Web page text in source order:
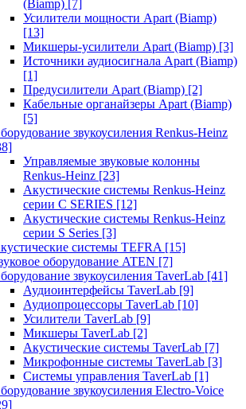
(Biamp) [7]
Усилители мощности Apart (Biamp)
[13]
Микшеры-усилители Apart (Biamp) [3]
Источники аудиосигнала Apart (Biamp)
[1]
Предусилители Apart (Biamp) [2]
Кабельные органайзеры Apart (Biamp)
[5]
звукоусиления Renkus-Heinz
Управляемые звуковые колонны
Renkus-Heinz [23]
Акустические системы Renkus-Heinz
серии C SERIES [12]
Акустические системы Renkus-Heinz
серии S Series [3]
системы TEFRA [15]
оборудование ATEN [7]
звукоусиления TaverLab [41]
Аудиоинтерфейсы TaverLab [9]
Аудиопроцессоры TaverLab [10]
Усилители TaverLab [9]
Микшеры TaverLab [2]
Акустические системы TaverLab [7]
Микрофонные системы TaverLab [3]
Системы управления TaverLab [1]
звукоусиления Electro-Voice